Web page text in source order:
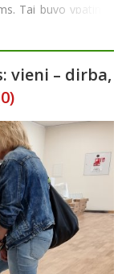
Tai buvo ypatinga
bei padėkoti
vieni – dirba,